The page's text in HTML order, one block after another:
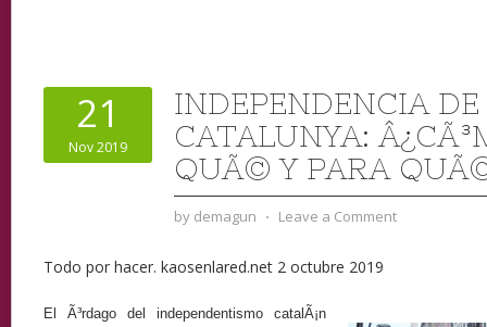
21
Nov 2019
INDEPENDENCIA DE
CATALUNYA:
QUÃ© Y PARA
by demagun ⋅ Leave a Comment
Todo por hacer. kaosenlared.net 2 octubre 2019
El Ã³rdago del independentismo catalÃ¡n